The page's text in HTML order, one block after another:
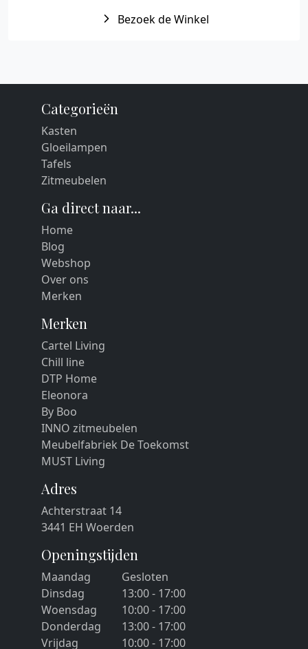
Bezoek de Winkel
Categorieën
Kasten
Gloeilampen
Tafels
Zitmeubelen
Ga direct naar...
Home
Blog
Webshop
Over ons
Merken
Merken
Cartel Living
Chill line
DTP Home
Eleonora
By Boo
INNO zitmeubelen
Meubelfabriek De Toekomst
MUST Living
Adres
Achterstraat 14
3441 EH Woerden
Openingstijden
Maandag
Gesloten
Dinsdag
13:00 - 17:00
Woensdag
10:00 - 17:00
Donderdag
13:00 - 17:00
Vrijdag
10:00 - 17:00